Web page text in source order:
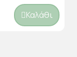
Καλάθι